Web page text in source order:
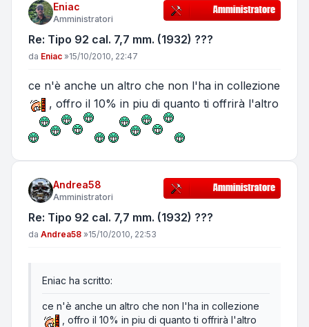
Eniac
Amministratori
Re: Tipo 92 cal. 7,7 mm. (1932) ???
Messaggio
da Eniac »15/10/2010, 22:47
ce n'è anche un altro che non l'ha in collezione
, offro il 10% in piu di quanto ti offrirà l'altro
Andrea58
Amministratori
Re: Tipo 92 cal. 7,7 mm. (1932) ???
Messaggio
da Andrea58 »15/10/2010, 22:53
Eniac ha scritto:
ce n'è anche un altro che non l'ha in collezione
, offro il 10% in piu di quanto ti offrirà l'altro